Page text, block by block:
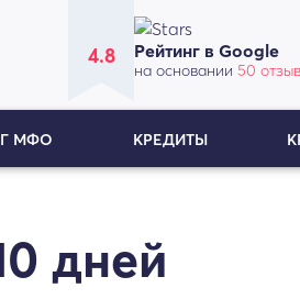
4.8 Рейтинг в Google
на основании50
МФО КРЕДИТЫ
дней